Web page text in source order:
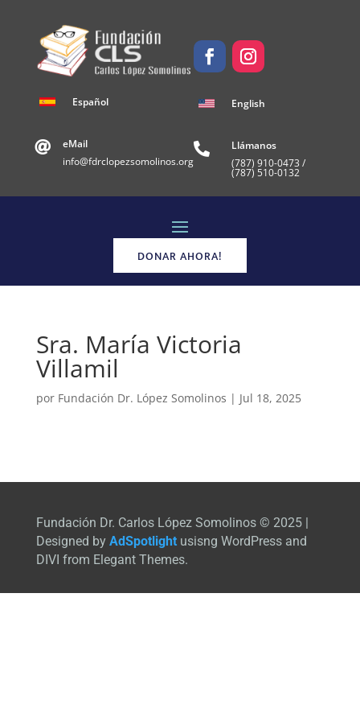
Español

eMail
info@fdrclopezsomolinos.org
English

Llámanos
(787) 910-0473 /
(787) 510-0132
DONAR AHORA!
Sra. María Victoria
Villamil
por Fundación Dr. López Somolinos | Jul 18, 2025
Fundación Dr. Carlos López Somolinos © 2025 |
Designed by AdSpotlightusisng WordPress and
DIVI from Elegant Themes.